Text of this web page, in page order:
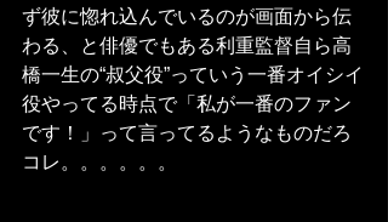
ず彼に惚れ込んでいるのが画面から伝
わる、と俳優でもある利重監督自ら高
橋一生の“叔父役”っていう一番オイシイ
役やってる時点で「私が一番のファン
です！」って言ってるようなものだろ
コレ。。。。。。